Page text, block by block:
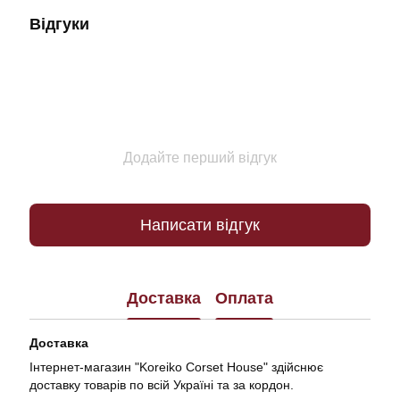
Відгуки
Додайте перший відгук
Написати відгук
Доставка Оплата
Доставка
Інтернет-магазин "Koreiko Corset House" здійснює
доставку товарів по всій Україні та за кордон.